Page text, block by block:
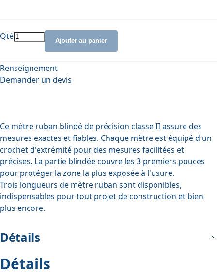
Qté Ajouter au panier
Renseignement
Demander un devis
Ce mètre ruban blindé de précision classe II assure des
mesures exactes et fiables. Chaque mètre est équipé d'un
crochet d'extrémité pour des mesures facilitées et
précises. La partie blindée couvre les 3 premiers pouces
pour protéger la zone la plus exposée à l'usure.
Trois longueurs de mètre ruban sont disponibles,
indispensables pour tout projet de construction et bien
plus encore.
Détails
Détails